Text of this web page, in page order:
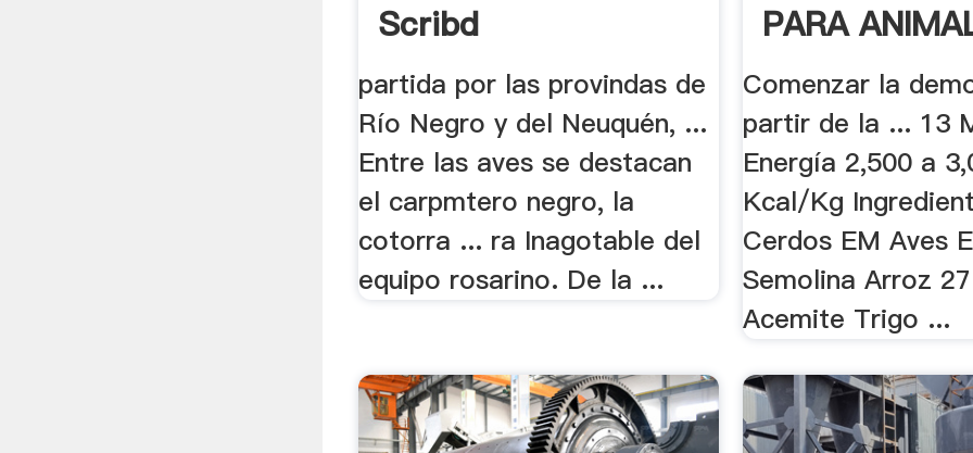
Scribd
partida por las provindas de
Río Negro y del Neuquén, ...
Entre las aves se destacan
el carpmtero negro, la
cotorra ... ra Inagotable del
equipo rosarino. De la ...
PARA
Comenzar la
partir de la ... 13
Energía 2,500 a
Kcal/Kg
Cerdos EM Aves
Semolina Arroz
Acemite Trigo ...